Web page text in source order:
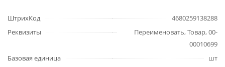
ШтрихКод
4680259138288
Реквизиты
Переименовать, Товар, 00-
00010699
Базовая единица
шт